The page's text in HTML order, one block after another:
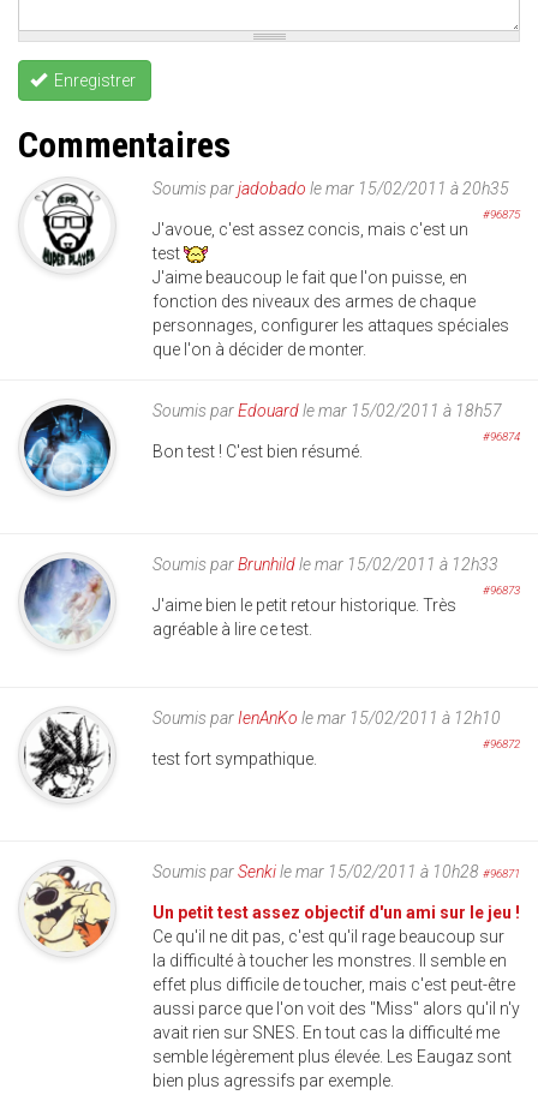
Enregistrer
Commentaires
Soumis parjadobado le mar 15/02/2011 à 20h35
#96875
J'avoue, c'est assez concis, mais c'est un
test
J'aime beaucoup le fait que l'on puisse, en
fonction des niveaux des armes de chaque
personnages, configurer les attaques spéciales
que l'on à décider de monter.
Soumis parEdouardle mar 15/02/2011 à 18h57
#96874
Bon test ! C'est bien résumé.
Soumis parBrunhildle mar 15/02/2011 à 12h33
#96873
J'aime bien le petit retour historique. Très
agréable à lire ce test.
Soumis par IenAnKo le mar 15/02/2011 à 12h10
#96872
test fort sympathique.
Soumis parSenkile mar 15/02/2011 à 10h28 #96871
Un petit test assez objectif d'un ami sur le jeu !
Ce qu'il ne dit pas, c'est qu'il rage beaucoup sur
la difficulté à toucher les monstres. Il semble en
effet plus difficile de toucher, mais c'est peut-être
aussi parce que l'on voit des "Miss" alors qu'il n'y
avait rien sur SNES. En tout cas la difficulté me
semble légèrement plus élevée. Les Eaugaz sont
bien plus agressifs par exemple.